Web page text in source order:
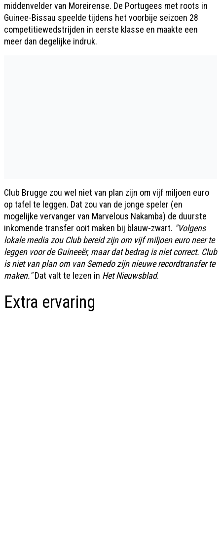
middenvelder van Moreirense. De Portugees met roots in
Guinee-Bissau speelde tijdens het voorbije seizoen 28
competitiewedstrijden in eerste klasse en maakte een
meer dan degelijke indruk.
Club Brugge zou wel niet van plan zijn om vijf miljoen euro
op tafel te leggen. Dat zou van de jonge speler (en
mogelijke vervanger van Marvelous Nakamba) de duurste
inkomende transfer ooit maken bij blauw-zwart. "Volgens
lokale media zou Club bereid zijn om vijf miljoen euro neer te
leggen voor de Guineeër, maar dat bedrag is niet correct. Club
is niet van plan om van Semedo zijn nieuwe recordtransfer te
maken."Dat valt te lezen in Het Nieuwsblad.
Extra ervaring